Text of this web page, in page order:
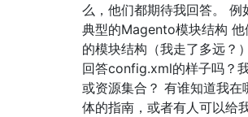
么，他们都期待我回答。 例
典型的Magento模块结构
的模块结构（我走了多远？
回答config.xml的样子吗？
或资源集合？ 有谁知道我在
体的指南，或者有人可以给